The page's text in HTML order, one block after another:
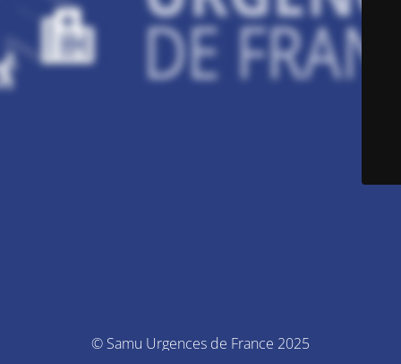
© Samu Urgences de France 2025